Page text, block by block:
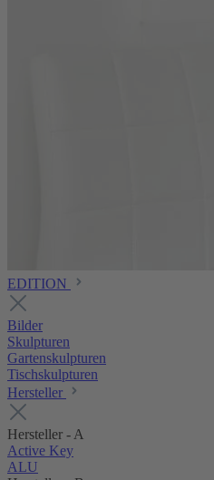
EDITION
Bilder
Skulpturen
Gartenskulpturen
Tischskulpturen
Hersteller
Hersteller - A
Active Key
ALU